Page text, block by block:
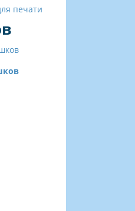
печати